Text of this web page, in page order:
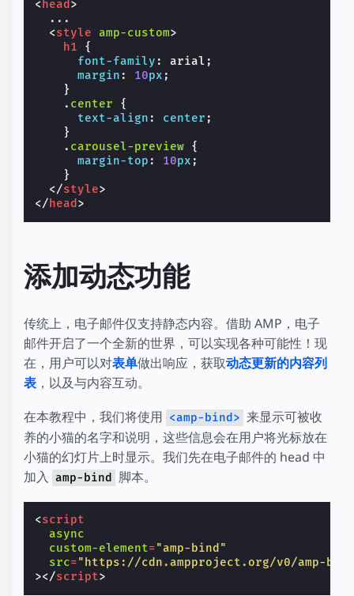
< head >
  ...
<style amp-custom>
h1
{
font-family : arial ;
margin : 10px ;
}
. center
{
text-align : center ;
}
. carousel-preview {
margin-top : 10px ;
}
</style>
</ head >
添加动态功能
传统上，电子邮件仅支持静态内容。借助 AMP，电子
邮件开启了一个全新的世界，可以实现各种可能性！现
在，用户可以对表单做出响应，获取动态更新的内容列
表 ，以及与内容互动。
在本教程中，我们将使用 <amp-bind> 来显示可被收
养的小猫的名字和说明，这些信息会在用户将光标放在
小猫的幻灯片上时显示。我们先在电子邮件的 head 中
加入 amp-bind 脚本。
<script
async
custom-element="amp-bind"
src="https://cdn.ampproject.org/v0/amp-
></script>